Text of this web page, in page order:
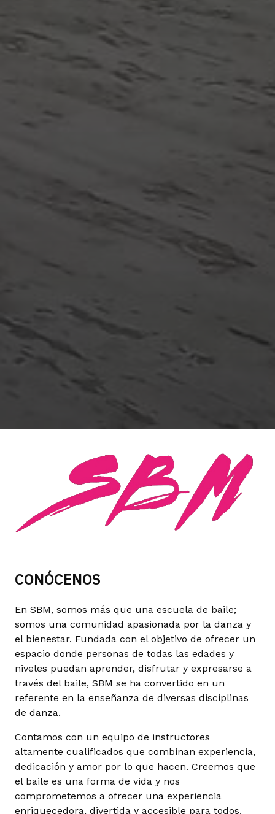
CONÓCENOS
En SBM, somos más que una escuela de baile;
somos una comunidad apasionada por la danza y
el bienestar. Fundada con el objetivo de ofrecer un
espacio donde personas de todas las edades y
niveles puedan aprender, disfrutar y expresarse a
través del baile, SBM se ha convertido en un
referente en la enseñanza de diversas disciplinas
de danza.
Contamos con un equipo de instructores
altamente cualificados que combinan experiencia,
dedicación y amor por lo que hacen. Creemos que
el baile es una forma de vida y nos
comprometemos a ofrecer una experiencia
enriquecedora, divertida y accesible para todos.